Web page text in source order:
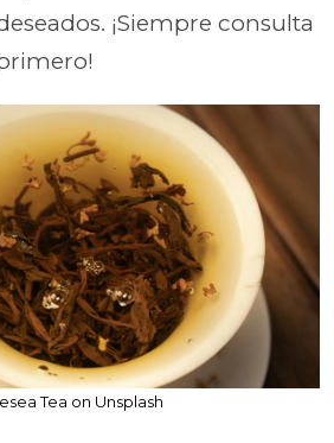
¡Siempre consulta
Tea on Unsplash